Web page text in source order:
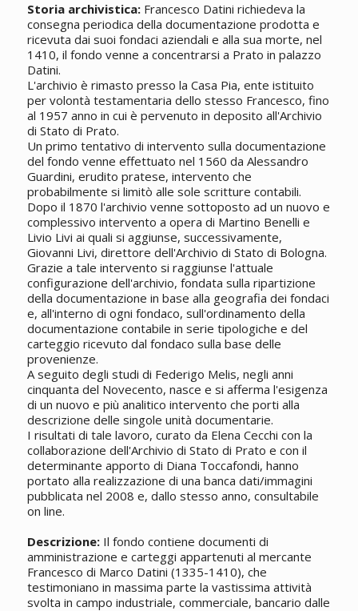
Storia archivistica:Francesco Datini richiedeva la
consegna periodica della documentazione prodotta e
ricevuta dai suoi fondaci aziendali e alla sua morte, nel
1410, il fondo venne a concentrarsi a Prato in palazzo
Datini.
L'archivio è rimasto presso la Casa Pia, ente istituito
per volontà testamentaria dello stesso Francesco, fino
al 1957 anno in cui è pervenuto in deposito all'Archivio
di Stato di Prato.
Un primo tentativo di intervento sulla documentazione
del fondo venne effettuato nel 1560 da Alessandro
Guardini, erudito pratese, intervento che
probabilmente si limitò alle sole scritture contabili.
Dopo il 1870 l'archivio venne sottoposto ad un nuovo e
complessivo intervento a opera di Martino Benelli e
Livio Livi ai quali si aggiunse, successivamente,
Giovanni Livi, direttore dell'Archivio di Stato di Bologna.
Grazie a tale intervento si raggiunse l'attuale
configurazione dell'archivio, fondata sulla ripartizione
della documentazione in base alla geografia dei fondaci
e, all'interno di ogni fondaco, sull'ordinamento della
documentazione contabile in serie tipologiche e del
carteggio ricevuto dal fondaco sulla base delle
provenienze.
A seguito degli studi di Federigo Melis, negli anni
cinquanta del Novecento, nasce e si afferma l'esigenza
di un nuovo e più analitico intervento che porti alla
descrizione delle singole unità documentarie.
I risultati di tale lavoro, curato da Elena Cecchi con la
collaborazione dell'Archivio di Stato di Prato e con il
determinante apporto di Diana Toccafondi, hanno
portato alla realizzazione di una banca dati/immagini
pubblicata nel 2008 e, dallo stesso anno, consultabile
on line.
Descrizione:Il fondo contiene documenti di
amministrazione e carteggi appartenuti al mercante
Francesco di Marco Datini (1335-1410), che
testimoniano in massima parte la vastissima attività
svolta in campo industriale, commerciale, bancario dalle